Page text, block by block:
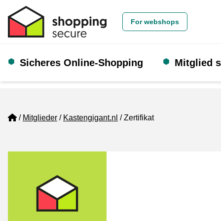
For webshops
Sicheres Online-Shopping Mitglied
Home
Mitglieder Kastengigant.nl Zertifikat